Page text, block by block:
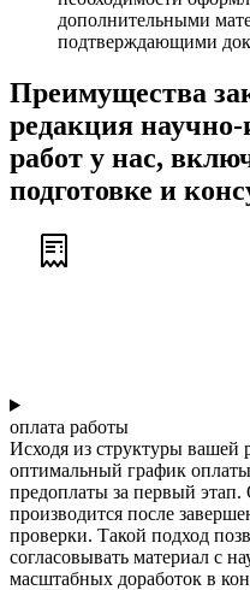
дополнительными
подтверждающими
Преимущества
редакция научно-
работ у нас,
подготовке и
оплата работы
Исходя из структуры вашей
оптимальный график
предоплаты за первый
производится после
проверки. Такой подход
согласовывать материал с
масштабных доработок в